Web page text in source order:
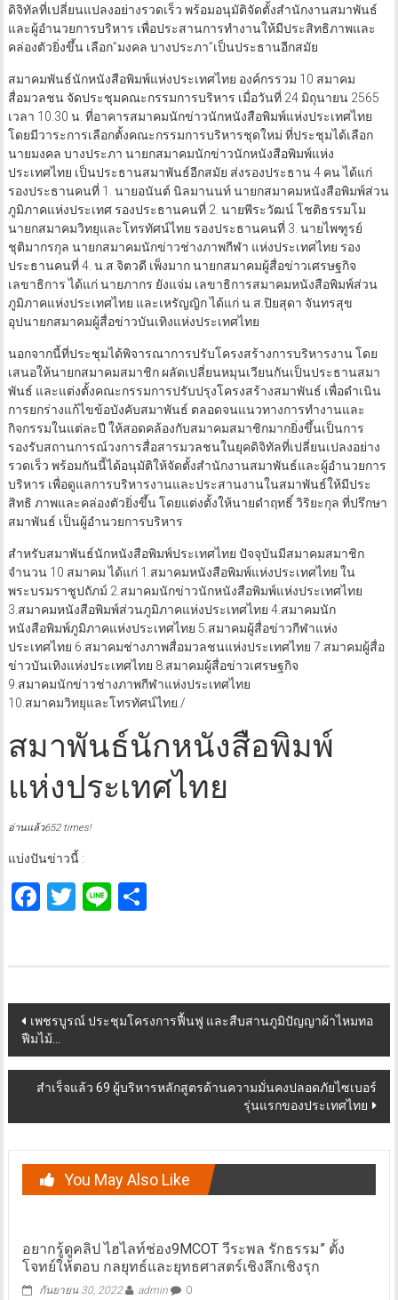
ดิจิทัลที่เปลี่ยนแปลงอย่างรวดเร็ว พร้อมอนุมัติจัดตั้งสำนักงานสมาพันธ์
และผู้อำนวยการบริหาร เพื่อประสานการทำงานให้มีประสิทธิภาพและ
คล่องตัวยิ่งขึ้น เลือก”มงคล บางประภา”เป็นประธานอีกสมัย
สมาคมพันธ์นักหนังสือพิมพ์แห่งประเทศไทย องค์กรรวม 10 สมาคม
สื่อมวลชน จัดประชุมคณะกรรมการบริหาร เมื่อวันที่ 24 มิถุนายน 2565
เวลา 10.30 น. ที่อาคารสมาคมนักข่าวนักหนังสือพิมพ์แห่งประเทศไทย
โดยมีวาระการเลือกตั้งคณะกรรมการบริหารชุดใหม่ ที่ประชุมได้เลือก
นายมงคล บางประภา นายกสมาคมนักข่าวนักหนังสือพิมพ์แห่ง
ประเทศไทย เป็นประธานสมาพันธ์อีกสมัย ส่งรองประธาน 4 คน ได้แก่
รองประธานคนที่ 1. นายอนันต์ นิลมานนท์ นายกสมาคมหนังสือพิมพ์ส่วน
ภูมิภาคแห่งประเทศ รองประธานคนที่ 2. นายพีระวัฒน์ โชติธรรมโม
นายกสมาคมวิทยุและโทรทัศน์ไทย รองประธานคนที่ 3. นายไพฑูรย์
ชุติมากรกุล นายกสมาคมนักข่าวช่างภาพกีฬา แห่งประเทศไทย รอง
ประธานคนที่ 4. น.ส.จิตวดี เพ็งมาก นายกสมาคมผู้สื่อข่าวเศรษฐกิจ
เลขาธิการ ได้แก่ นายภากร ยังแจ่ม เลขาธิการสมาคมหนังสือพิมพ์ส่วน
ภูมิภาคแห่งประเทศไทย และเหรัญญิก ได้แก่ น.ส.ปิยสุดา จันทรสุข
อุปนายกสมาคมผู้สื่อข่าวบันเทิงแห่งประเทศไทย
นอกจากนี้ที่ประชุมได้พิจารณาการปรับโครงสร้างการบริหารงาน โดย
เสนอให้นายกสมาคมสมาชิก ผลัดเปลี่ยนหมุนเวียนกันเป็นประธานสมา
พันธ์ และแต่งตั้งคณะกรรมการปรับปรุงโครงสร้างสมาพันธ์ เพื่อดำเนิน
การยกร่างแก้ไขข้อบังคับสมาพันธ์ ตลอดจนแนวทางการทำงานและ
กิจกรรมในแต่ละปี ให้สอดคล้องกับสมาคมสมาชิกมากยิ่งขึ้นเป็นการ
รองรับสถานการณ์วงการสื่อสารมวลชนในยุคดิจิทัลที่เปลี่ยนเปลงอย่าง
รวดเร็ว พร้อมกันนี้ได้อนุมัติให้จัดตั้งสำนักงานสมาพันธ์และผู้อำนวยการ
บริหาร เพื่อดูแลการบริหารงานและประสานงานในสมาพันธ์ให้มีประ
สิทธิ ภาพและคล่องตัวยิ่งขึ้น โดยแต่งตั้งให้นายดำฤทธิ์ วิริยะกุล ที่ปรึกษา
สมาพันธ์ เป็นผู้อำนวยการบริหาร
สำหรับสมาพันธ์นักหนังสือพิมพ์ประเทศไทย ปัจจุบันมีสมาคมสมาชิก
จำนวน 10 สมาคม ได้แก่ 1.สมาคมหนังสือพิมพ์แห่งประเทศไทย ใน
พระบรมราชูปถัภม์ 2.สมาคมนักข่าวนักหนังสือพิมพ์แห่งประเทศไทย
3.สมาคมหนังสือพิมพ์ส่วนภูมิภาคแห่งประเทศไทย 4.สมาคมนัก
หนังสือพิมพ์ภูมิภาคแห่งประเทศไทย 5.สมาคมผู้สื่อข่าวกีฬาแห่ง
ประเทศไทย 6.สมาคมช่างภาพสื่อมวลชนแห่งประเทศไทย 7.สมาคมผู้สื่อ
ข่าวบันเทิงแห่งประเทศไทย 8.สมาคมผู้สื่อข่าวเศรษฐกิจ
9.สมาคมนักข่าวช่างภาพกีฬาแห่งประเทศไทย
10.สมาคมวิทยุและโทรทัศน์ไทย./
สมาพันธ์นักหนังสือพิมพ์
แห่งประเทศไทย
อ่านแล้ว652 times!
แบ่งปันข่าวนี้ :
Facebook
Twitter
LineShare
Post
navigation
เพชรบูรณ์ ประชุมโครงการฟื้นฟู และสืบสานภูมิปัญญาผ้าไหมทอ
ฟืมไม้…
สำเร็จแล้ว 69 ผู้บริหารหลักสูตรด้านความมั่นคงปลอดภัยไซเบอร์
รุ่นแรกของประเทศไทย
You May Also Like
อยากรู้ดูคลิป ไฮไลท์ช่อง9MCOT วีระพล รักธรรม” ตั้ง
โจทย์ให้ตอบ กลยุทธ์และยุทธศาสตร์เชิงลึกเชิงรุก
กันยายน 30, 2022 admin 0